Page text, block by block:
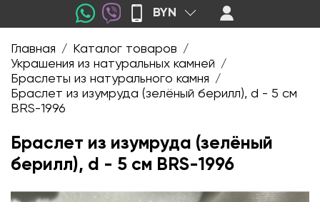
BYN
Главная / Каталог товаров /
Украшения из натуральных камней /
Браслеты из натурального камня /
Браслет из изумруда (зелёный берилл), d - 5 см
BRS-1996
Браслет из изумруда (зелёный
берилл), d - 5 см BRS-1996